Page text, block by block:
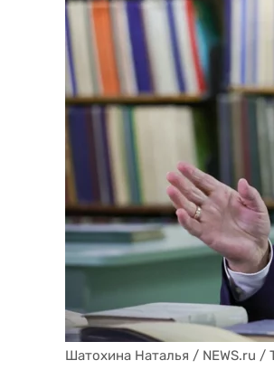
Шатохина Наталья / NEWS.ru /